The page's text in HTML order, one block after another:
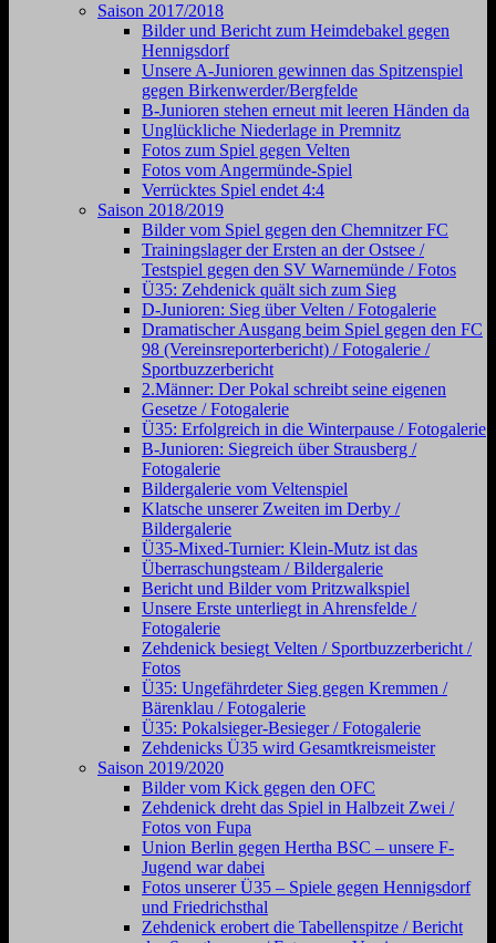
Saison 2017/2018
Bilder und Bericht zum Heimdebakel gegen
Hennigsdorf
Unsere A-Junioren gewinnen das Spitzenspiel
gegen Birkenwerder/Bergfelde
B-Junioren stehen erneut mit leeren Händen da
Unglückliche Niederlage in Premnitz
Fotos zum Spiel gegen Velten
Fotos vom Angermünde-Spiel
Verrücktes Spiel endet 4:4
Saison 2018/2019
Bilder vom Spiel gegen den Chemnitzer FC
Trainingslager der Ersten an der Ostsee /
Testspiel gegen den SV Warnemünde / Fotos
Ü35: Zehdenick quält sich zum Sieg
D-Junioren: Sieg über Velten / Fotogalerie
Dramatischer Ausgang beim Spiel gegen den FC
98 (Vereinsreporterbericht) / Fotogalerie /
Sportbuzzerbericht
2.Männer: Der Pokal schreibt seine eigenen
Gesetze / Fotogalerie
Ü35: Erfolgreich in die Winterpause / Fotogalerie
B-Junioren: Siegreich über Strausberg /
Fotogalerie
Bildergalerie vom Veltenspiel
Klatsche unserer Zweiten im Derby /
Bildergalerie
Ü35-Mixed-Turnier: Klein-Mutz ist das
Überraschungsteam / Bildergalerie
Bericht und Bilder vom Pritzwalkspiel
Unsere Erste unterliegt in Ahrensfelde /
Fotogalerie
Zehdenick besiegt Velten / Sportbuzzerbericht /
Fotos
Ü35: Ungefährdeter Sieg gegen Kremmen /
Bärenklau / Fotogalerie
Ü35: Pokalsieger-Besieger / Fotogalerie
Zehdenicks Ü35 wird Gesamtkreismeister
Saison 2019/2020
Bilder vom Kick gegen den OFC
Zehdenick dreht das Spiel in Halbzeit Zwei /
Fotos von Fupa
Union Berlin gegen Hertha BSC – unsere F-
Jugend war dabei
Fotos unserer Ü35 – Spiele gegen Hennigsdorf
und Friedrichsthal
Zehdenick erobert die Tabellenspitze / Bericht